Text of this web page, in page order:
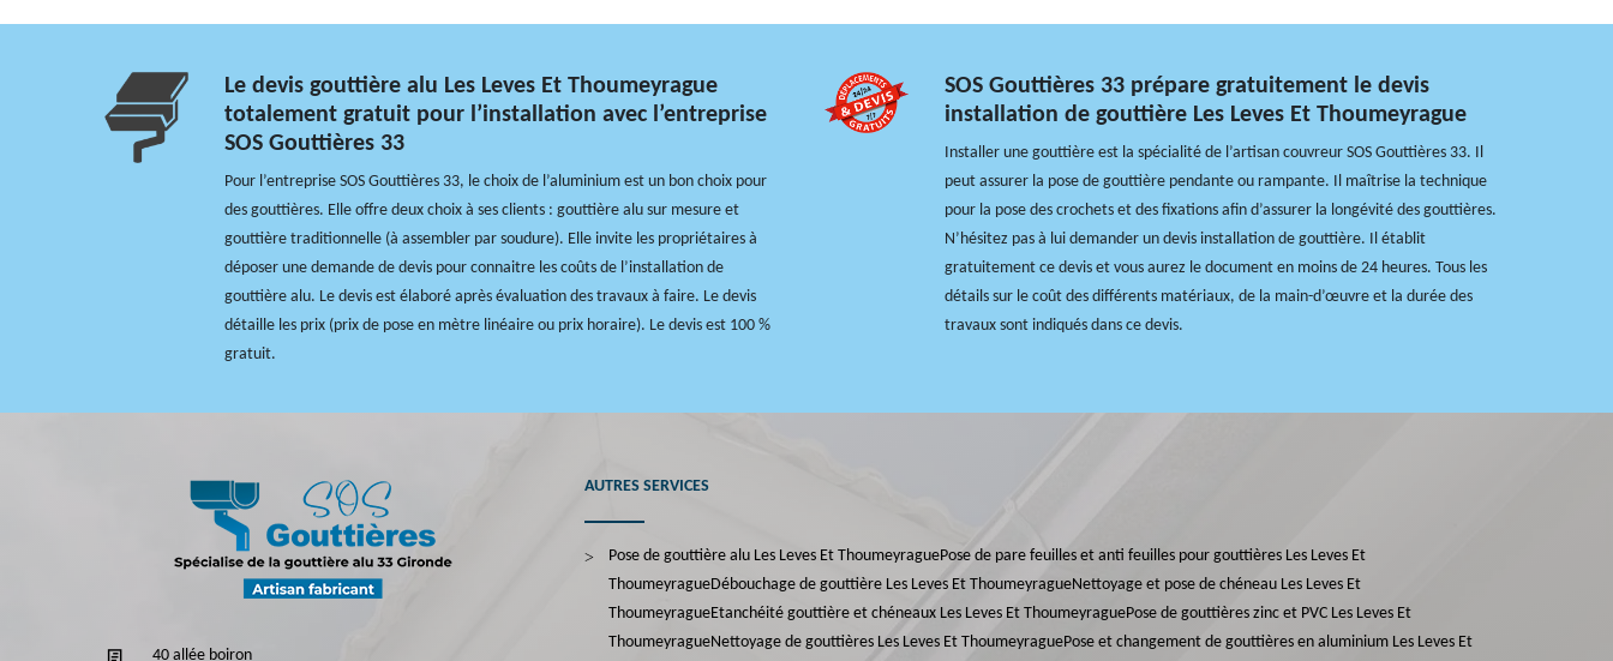
Le devis gouttière alu Les Leves Et Thoumeyrague
totalement gratuit pour l’installation avec l’entreprise
SOS Gouttières 33
Pour l’entreprise SOS Gouttières 33, le choix de l’aluminium est un bon choix pour
des gouttières. Elle offre deux choix à ses clients : gouttière alu sur mesure et
gouttière traditionnelle (à assembler par soudure). Elle invite les propriétaires à
déposer une demande de devis pour connaitre les coûts de l’installation de
gouttière alu. Le devis est élaboré après évaluation des travaux à faire. Le devis
détaille les prix (prix de pose en mètre linéaire ou prix horaire). Le devis est 100 %
gratuit.
SOS Gouttières 33 prépare gratuitement le devis
installation de gouttière Les Leves Et Thoumeyrague
Installer une gouttière est la spécialité de l’artisan couvreur SOS Gouttières 33. Il
peut assurer la pose de gouttière pendante ou rampante. Il maîtrise la technique
pour la pose des crochets et des fixations afin d’assurer la longévité des gouttières.
N’hésitez pas à lui demander un devis installation de gouttière. Il établit
gratuitement ce devis et vous aurez le document en moins de 24 heures. Tous les
détails sur le coût des différents matériaux, de la main-d’œuvre et la durée des
travaux sont indiqués dans ce devis.
40 allée boiron
AUTRES SERVICES
Pose de gouttière alu Les Leves Et ThoumeyraguePose de pare feuilles et anti feuilles pour gouttières Les Leves Et
ThoumeyragueDébouchage de gouttière Les Leves Et ThoumeyragueNettoyage et pose de chéneau Les Leves Et
ThoumeyragueEtanchéité gouttière et chéneaux Les Leves Et ThoumeyraguePose de gouttières zinc et PVC Les Leves Et
ThoumeyragueNettoyage de gouttières Les Leves Et ThoumeyraguePose et changement de gouttières en aluminium Les Leves Et